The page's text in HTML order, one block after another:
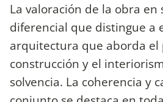
La valoración de la obra
diferencial que distingue a
arquitectura que aborda el
construcción y el
solvencia. La coherencia y